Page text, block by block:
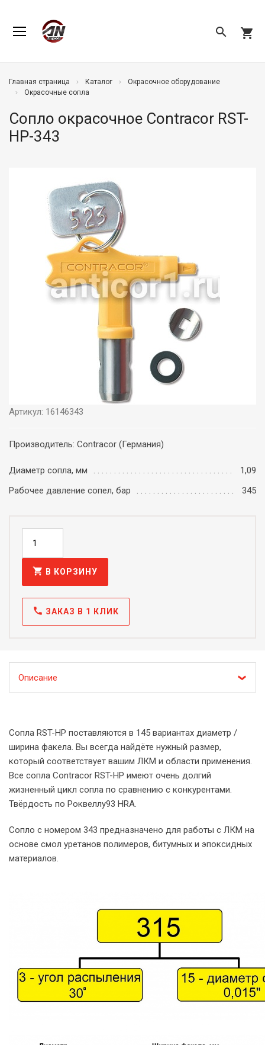
search shopping_cart
Главная страница Каталог
Окрасочное оборудование
Окрасочные сопла
Сопло окрасочное Contracor RST-
HP-343
Артикул: 16146343
Производитель: Contracor (Германия)
Диаметр сопла, мм
1,09
Рабочее давление сопел, бар
345
shopping_cart В КОРЗИНУ
call ЗАКАЗ В 1 КЛИК
Описание
Сопла RST-HP поставляются в 145 вариантах диаметр /
ширина факела. Вы всегда найдёте нужный размер,
который соответствует вашим ЛКМ и области применения.
Все сопла Contracor RST-HP имеют очень долгий
жизненный цикл сопла по сравнению с конкурентами.
Твёрдость по Роквеллу93 HRA.
Сопло с номером 343 предназначено для работы с ЛКМ на
основе смол уретанов полимеров, битумных и эпоксидных
материалов.